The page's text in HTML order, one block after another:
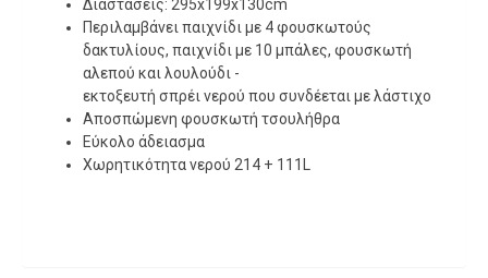
Διαστάσεις: 295x199x130cm
Περιλαμβάνει παιχνίδι με 4 φουσκωτούς
δακτυλίους, παιχνίδι με 10 μπάλες, φουσκωτή
αλεπού και λουλούδι -
εκτοξευτή σπρέι νερού που συνδέεται με λάστιχο
Αποσπώμενη φουσκωτή τσουλήθρα
Εύκολο άδειασμα
Χωρητικότητα νερού 214 + 111L